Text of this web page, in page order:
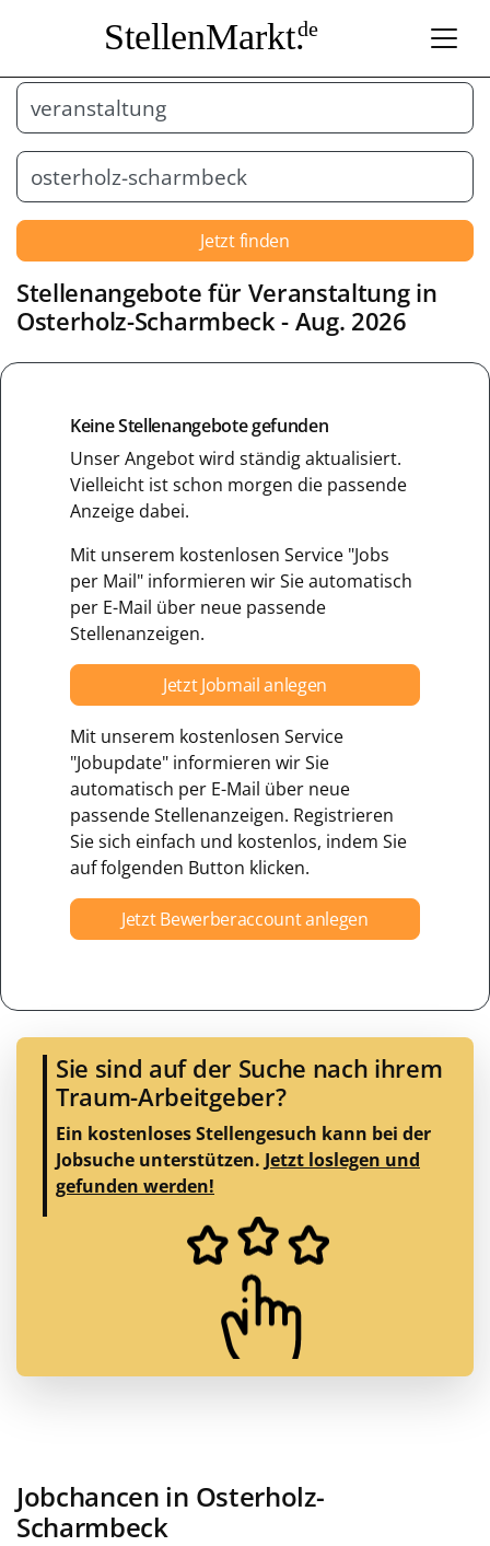
StellenMarkt.de
Jetzt finden
Stellenangebote für Veranstaltungin
Osterholz-Scharmbeck- Aug. 2026
Keine Stellenangebote gefunden
Unser Angebot wird ständig aktualisiert.
Vielleicht ist schon morgen die passende
Anzeige dabei.
Mit unserem kostenlosen Service "Jobs
per Mail" informieren wir Sie automatisch
per E-Mail über neue passende
Stellenanzeigen.
Jetzt Jobmail anlegen
Mit unserem kostenlosen Service
"Jobupdate" informieren wir Sie
automatisch per E-Mail über neue
passende Stellenanzeigen. Registrieren
Sie sich einfach und kostenlos, indem Sie
auf folgenden Button klicken.
Jetzt Bewerberaccount anlegen
Sie sind auf der Suche nach ihrem
Traum-Arbeitgeber?
Ein kostenloses Stellengesuch kann bei der
Jobsuche unterstützen. Jetzt loslegen und
gefunden werden!
Jobchancen in Osterholz-
Scharmbeck